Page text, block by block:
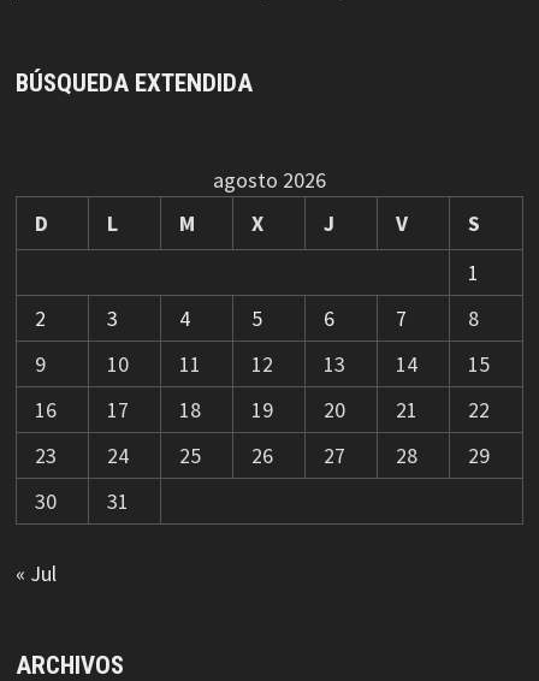
BÚSQUEDA EXTENDIDA
agosto 2026
D
L M X J V
S
1
2
3 4 5 6 7
8
9
10 11 12 13 14
15
16
17 18 19 20 21
22
23
24 25 26 27 28
29
30
31
« Jul
ARCHIVOS